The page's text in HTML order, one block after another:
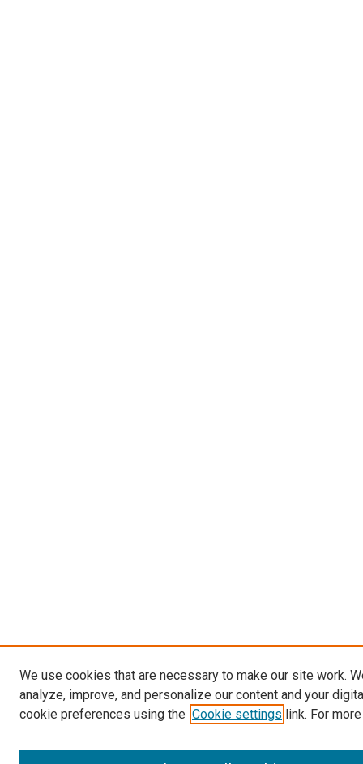
We use cookies that are necessary to make our site work.
analyze, improve, and personalize our content and your
cookie preferences using the Cookie settings link. For